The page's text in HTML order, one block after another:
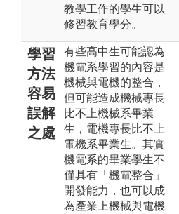
教學工作的學生可以
修習教育學分。
學習
方法
容易
誤解
之處
有些高中生可能認為
機電系學習的內容是
機械與電機的整合，
但可能造成機械專長
比不上機械系畢業
生，電機專長比不上
電機系畢業生。其實
機電系的畢業學生不
僅具有「機電整合」
開發能力，也可以成
為產業上機械與電機